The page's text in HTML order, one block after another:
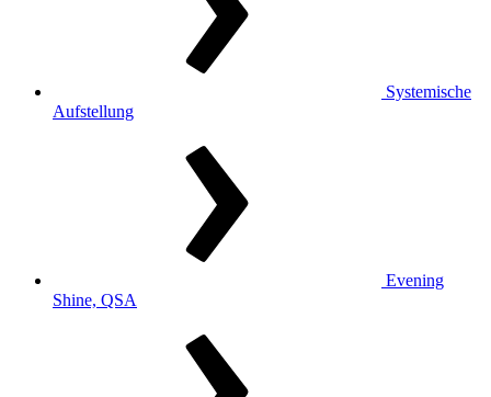
Systemische
Aufstellung
Evening
Shine, QSA